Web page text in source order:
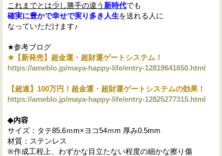
これまでとは少し勝手の違う 新時代でも
確実に豊かで幸せで実り多き人生を送れる人に
なっていただけます♪
★参考ブログ
★【新発売】超金運・超財運ゲートシステム！
https://ameblo.jp/maya-happy-life/entry-12819641650.html
【超速】100万円！超金運・超財運ゲートシステムの効果！
https://ameblo.jp/maya-happy-life/entry-12825277315.html
◆内容
サイズ：タテ85.6ｍm×ヨコ54ｍm 厚み0.5mm
材質：ステンレス
※作成工程上、わずかな目立たない程度の細かな擦り傷